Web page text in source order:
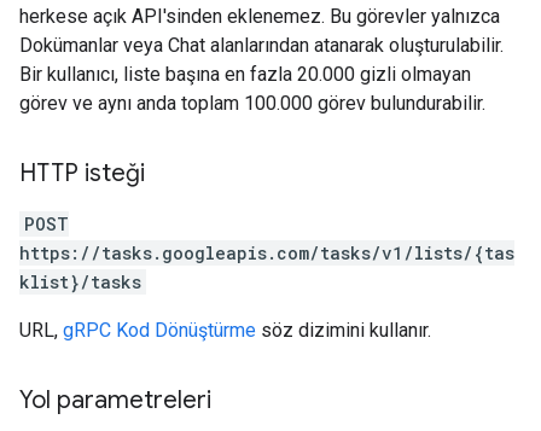
herkese açık API'sinden eklenemez. Bu görevler yalnızca
Dokümanlar veya Chat alanlarından atanarak oluşturulabilir.
Bir kullanıcı, liste başına en fazla 20.000 gizli olmayan
görev ve aynı anda toplam 100.000 görev bulundurabilir.
HTTP isteği
POST
https://tasks.googleapis.com/tasks/v1/lists/{tas
klist}/tasks
URL, gRPC Kod Dönüştürme söz dizimini kullanır.
Yol parametreleri